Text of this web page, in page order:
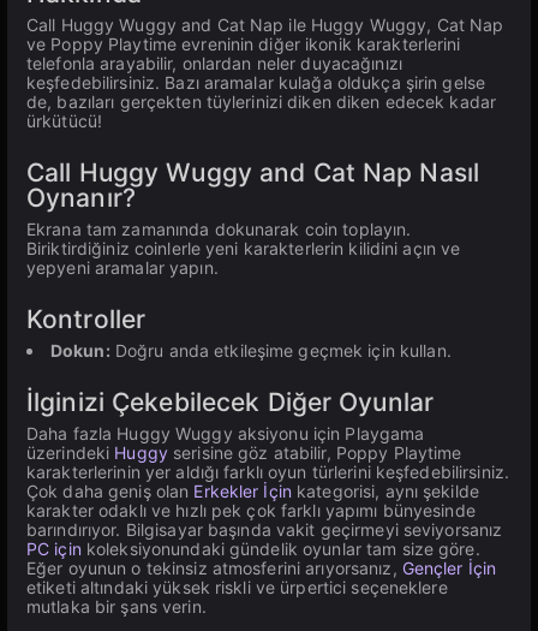
Call Huggy Wuggy and Cat Nap ile Huggy Wuggy, Cat Nap
ve Poppy Playtime evreninin diğer ikonik karakterlerini
telefonla arayabilir, onlardan neler duyacağınızı
keşfedebilirsiniz. Bazı aramalar kulağa oldukça şirin gelse
de, bazıları gerçekten tüylerinizi diken diken edecek kadar
ürkütücü!
Call Huggy Wuggy and Cat Nap Nasıl
Oynanır?
Ekrana tam zamanında dokunarak coin toplayın.
Biriktirdiğiniz coinlerle yeni karakterlerin kilidini açın ve
yepyeni aramalar yapın.
Kontroller
Dokun: Doğru anda etkileşime geçmek için kullan.
İlginizi Çekebilecek Diğer Oyunlar
Daha fazla Huggy Wuggy aksiyonu için Playgama
üzerindeki Huggyserisine göz atabilir, Poppy Playtime
karakterlerinin yer aldığı farklı oyun türlerini keşfedebilirsiniz.
Çok daha geniş olan Erkekler İçin kategorisi, aynı şekilde
karakter odaklı ve hızlı pek çok farklı yapımı bünyesinde
barındırıyor. Bilgisayar başında vakit geçirmeyi seviyorsanız
PC için koleksiyonundaki gündelik oyunlar tam size göre.
Eğer oyunun o tekinsiz atmosferini arıyorsanız, Gençler İçin
etiketi altındaki yüksek riskli ve ürpertici seçeneklere
mutlaka bir şans verin.